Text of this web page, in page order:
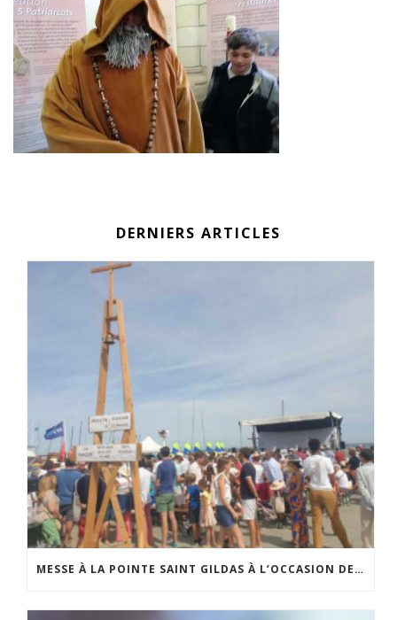
DERNIERS ARTICLES
MESSE À LA POINTE SAINT GILDAS À L’OCCASION DE LA FÊTE DE LA MER